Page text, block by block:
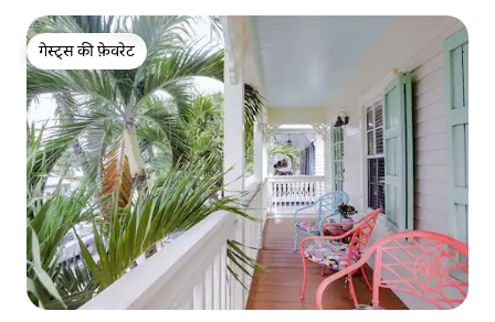
गेस्ट्स की फ़ेवरेट
गेस्ट्स की फ़ेवरेट